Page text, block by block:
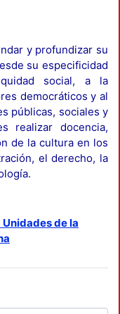
y profundizar su
su especificidad
social, a la
democráticos y al
públicas, sociales y
realizar docencia,
de la cultura en los
el derecho, la
de la